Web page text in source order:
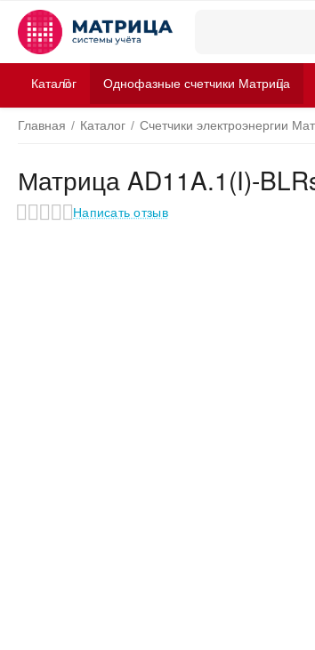
Каталог Однофазные счетчики Матрица
Главная / Каталог / Счетчики электроэнергии
Матрица AD11A.1(I)-
Написать отзыв